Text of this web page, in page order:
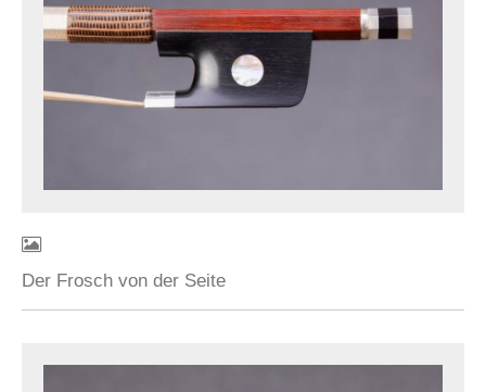
Der Frosch von der Seite